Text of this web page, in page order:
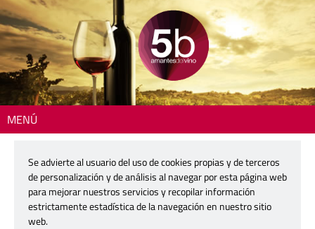
MENÚ
2601-materia-det
16 diciembre, 2025
Se advierte al usuario del uso de cookies propias y de terceros
de personalización y de análisis al navegar por esta página web
para mejorar nuestros servicios y recopilar información
estrictamente estadística de la navegación en nuestro sitio
web.